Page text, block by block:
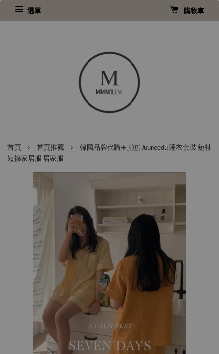
選單 購物車
首頁 › 首頁推薦 ›
韓國品牌代購✈️🇰🇷 Juuneedu 睡衣套裝 短袖
短褲家居服 居家服